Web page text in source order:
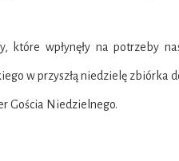
które wpłynęły na potrzeby
w przyszłą niedzielę
Gościa Niedzielnego.